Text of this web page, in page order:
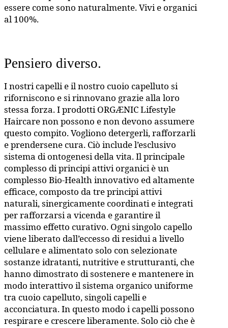
essere come sono naturalmente. Vivi e organici
al 100%.
Pensiero diverso.
I nostri capelli e il nostro cuoio capelluto si
riforniscono e si rinnovano grazie alla loro
stessa forza. I prodotti ORGÆNIC Lifestyle
Haircare non possono e non devono assumere
questo compito. Vogliono detergerli, rafforzarli
e prendersene cura. Ciò include l’esclusivo
sistema di ontogenesi della vita. Il principale
complesso di principi attivi organici è un
complesso Bio-Health innovativo ed altamente
efficace, composto da tre principi attivi
naturali, sinergicamente coordinati e integrati
per rafforzarsi a vicenda e garantire il
massimo effetto curativo. Ogni singolo capello
viene liberato dall’eccesso di residui a livello
cellulare e alimentato solo con selezionate
sostanze idratanti, nutritive e strutturanti, che
hanno dimostrato di sostenere e mantenere in
modo interattivo il sistema organico uniforme
tra cuoio capelluto, singoli capelli e
acconciatura. In questo modo i capelli possono
respirare e crescere liberamente. Solo ciò che è